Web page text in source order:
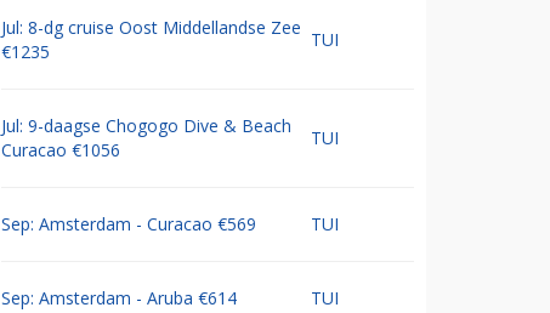
Jul: 8-dg cruise Oost Middellandse Zee
€1235
TUI
Jul: 9-daagse Chogogo Dive & Beach
Curacao €1056
TUI
Sep: Amsterdam - Curacao €569 TUI
Sep: Amsterdam - Aruba €614 TUI